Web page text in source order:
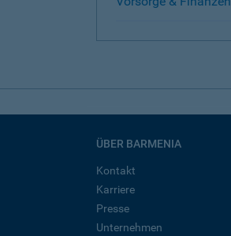
ÜBER BARMENIA
Kontakt
Karriere
Presse
Unternehmen